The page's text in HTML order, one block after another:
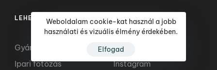
LEHETŐSÉGEK
Gyárfotózás
Ipari fotózás
KÖVESSEN ITT
Facebook
Instagram
Weboldalam cookie-kat használ a jobb
használati és vizuális élmény érdekében.
Elfogad